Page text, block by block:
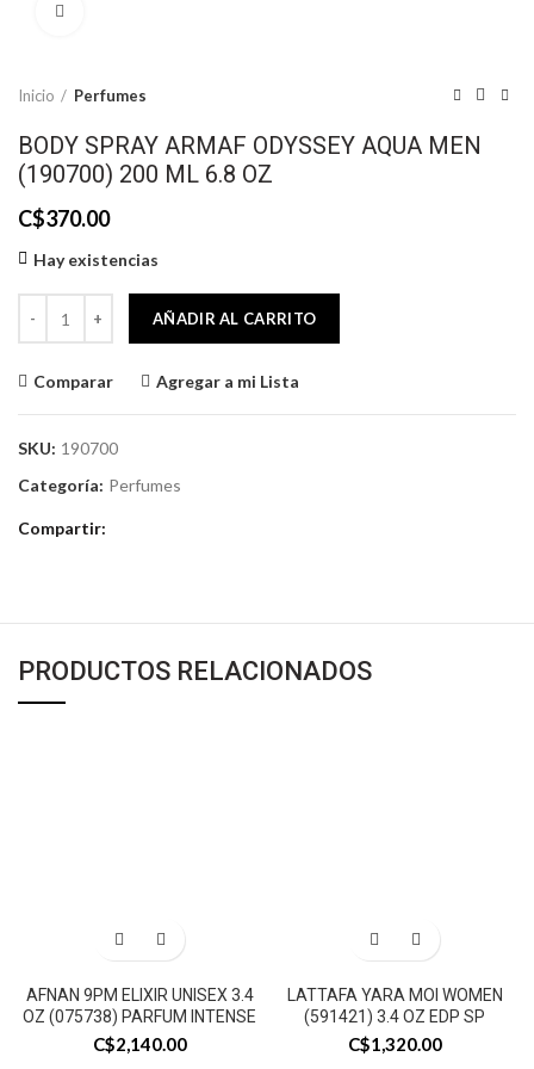
Inicio Perfumes
BODY SPRAY ARMAF ODYSSEY AQUA MEN
(190700) 200 ML 6.8 OZ
C$370.00
Hay existencias
AÑADIR AL CARRITO
Comparar Agregar a mi Lista
SKU: 190700
Categoría: Perfumes
Compartir
PRODUCTOS RELACIONADOS
AFNAN 9PM ELIXIR UNISEX 3.4
OZ (075738) PARFUM INTENSE
C$2,140.00
LATTAFA YARA MOI WOMEN
(591421) 3.4 OZ EDP SP
C$1,320.00